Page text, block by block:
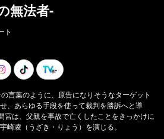
無法者-
ト
の言葉のように、原告になりそうなターゲット
、あらゆる手段を使って裁判を勝訴へと導
宮は、父親を事故で亡くしたことをきっかけに
崎凌（うざき・りょう）を演じる。